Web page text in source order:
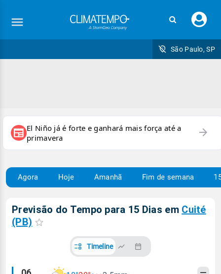
seu
São Paulo, SP
newspaper El Niño já é forte e ganhará mais força até a
primavera
arrow_forward
Agora Hoje Amanhã Fim de semana
Previsão do Tempo para 15 Dias em Cuité
(PB)
Timeline